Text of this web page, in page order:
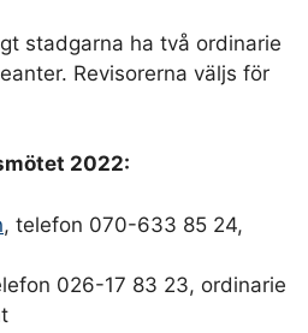
stadgarna ha två ordinarie
Revisorerna väljs för
2022:
, telefon 070-633 85 24,
026-17 83 23, ordinarie